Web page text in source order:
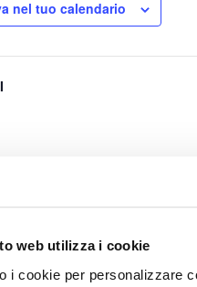
web utilizza i cookie
i cookie per personalizzare
nel tuo calendario
di Circolazione dei
Divieti di
Mezzi